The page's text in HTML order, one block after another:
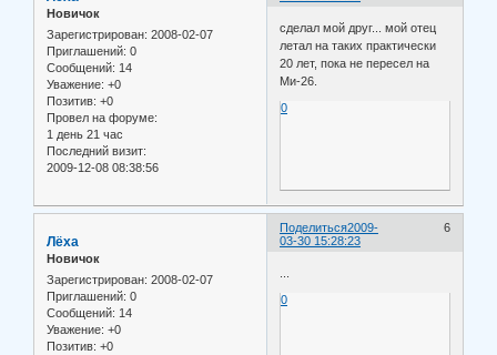
Новичок
Зарегистрирован: 2008-02-07
Приглашений: 0
Сообщений: 14
Уважение: +0
Позитив: +0
Провел на форуме:
1 день 21 час
Последний визит:
2009-12-08 08:38:56
сделал мой друг... мой отец
летал на таких практически
20 лет, пока не пересел на
Ми-26.
0
Поделиться 6
2009-
03-30 15:28:23
Лёха
Новичок
Зарегистрирован: 2008-02-07
Приглашений: 0
Сообщений: 14
Уважение: +0
Позитив: +0
0